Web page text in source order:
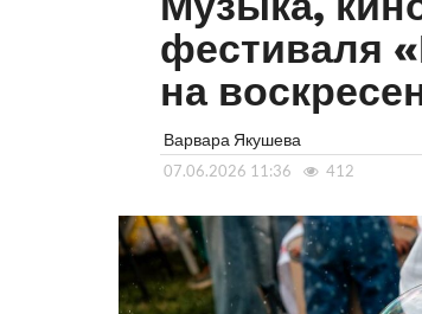
фестиваля
на
Варвара Якушева
07.06.2026 11:36 412